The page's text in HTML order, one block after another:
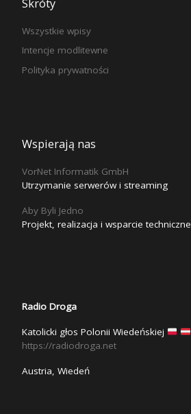
Skróty
Wszystkie wpisy
Intencje modlitewne
Polityka prywatności
Wspierają nas
VorNet Informatik GmbH
Utrzymanie serwerów i streaming
Aby Byli Jedno
Projekt, realizacja i wsparcie techniczne
Radio Droga
Katolicki głos Polonii Wiedeńskiej
https://radiodroga.net
Austria, Wiedeń